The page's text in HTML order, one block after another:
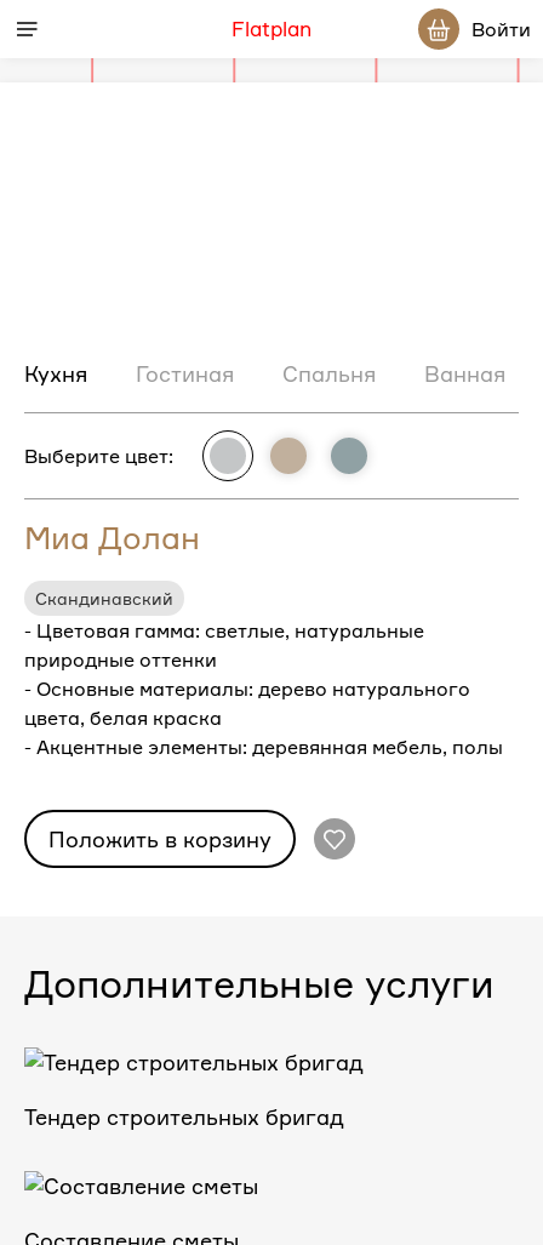
Flatplan Войти
Кухня Гостиная Спальня Ванная
Выберите цвет:
Миа Долан
Скандинавский
- Цветовая гамма: светлые, натуральные
природные оттенки
- Основные материалы: дерево натурального
цвета, белая краска
- Акцентные элементы: деревянная мебель, полы
Положить в корзину
Дополнительные услуги
Тендер строительных бригад